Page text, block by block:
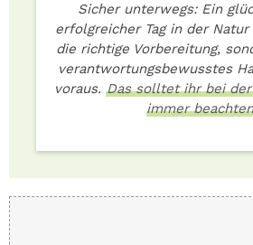
Sicher unterwegs: Ein
erfolgreicher Tag in der
die richtige Vorbereitung,
verantwortungsbewusstes
voraus. Das solltet ihr bei der
immer